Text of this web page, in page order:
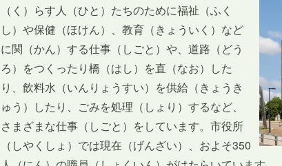
（く）らす人（ひと）たちのために福祉（ふく
し）や保健（ほけん）、教育（きょういく）など
に関（かん）する仕事（しごと）や、道路（どう
ろ）をつくったり橋（はし）を直（なお）した
り、飲料水（いんりょうすい）を供給（きょうき
ゅう）したり、ごみを処理（しょり）するなど、
さまざまな仕事（しごと）をしています。市役所
（しやくしょ）では現在（げんざい）、およそ350